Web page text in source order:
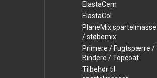
ElastaCem
ElastaCol
PlaneMix spartelmasse
/ støbemix
Primere / Fugtspærre /
Bindere / Topcoat
Tilbehør til